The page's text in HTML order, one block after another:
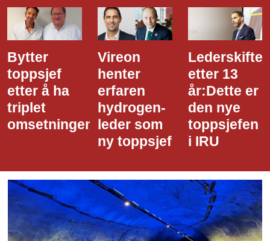
Vireon
henter
erfaren
hydrogen-
leder som
Lederskifte
etter 13
år:Dette er
den nye
toppsjefen
i IRU
Ny
toppsjef i
ITO
PallPack